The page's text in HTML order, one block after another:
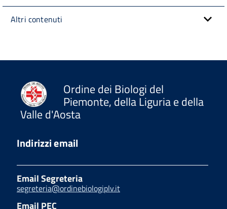
Altri contenuti
Ordine dei Biologi del
Piemonte, della Liguria e della
Valle d'Aosta
Indirizzi email
Email Segreteria
segreteria@ordinebiologiplv.it
Email PEC